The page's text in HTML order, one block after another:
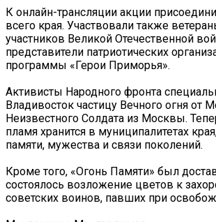
К онлайн-трансляции акции
всего края. Участвовали также
участников Великой Отечественной
представители патриотических
программы «Герои Приморья».
Активисты Народного фронта
Владивосток частицу Вечного огня от
Неизвестного Солдата из Москвы.
пламя хранится в муниципалитетах
памяти, мужества и связи поколений.
Кроме того, «Огонь Памяти» был
состоялось возложение цветов к
советских воинов, павших при